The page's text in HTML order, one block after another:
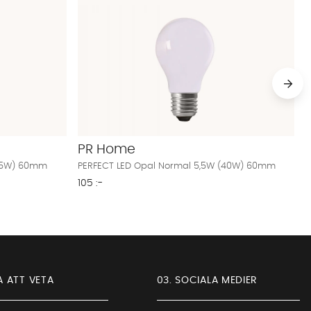
60mm
PR Home
PERFECT LED Opal Normal 5,5W (40W) 60mm
105 :-
ATT VETA 03. SOCIALA MEDIER